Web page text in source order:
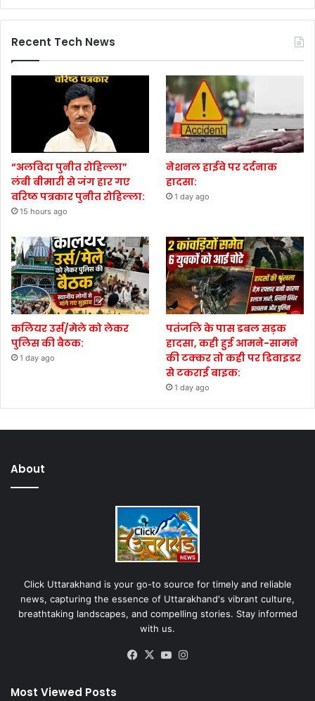
Recent Tech News
“अलविदा पुनीत रोहिल्ला”
लंबी बीमारी से जंग हार गए
वरिष्ठ पत्रकार पुनीत रोहिल्ला:
15 hours ago
नेशनल हाईवे पर दर्दनाक
हादसा:
1 day ago
कलियर उर्स/मेले को लेकर
पुलिस की बैठक:
1 day ago
पतंजलि के पास डबल सड़क
हादसा, कही हुई आमने-सामने
की टक्कर तो कही पर डिवाइडर
से टकराई बाइक:
1 day ago
About
Click Uttarakhand is your go-to source for timely and reliable
news, capturing the essence of Uttarakhand's vibrant culture,
breathtaking landscapes, and compelling stories. Stay informed
with us.
Facebook
X YouTube
Most Viewed Posts